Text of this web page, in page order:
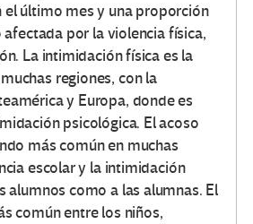
el último mes y una proporción
por la violencia física,
La intimidación física es la
regiones, con la
y Europa, donde es
psicológica. El acoso
más común en muchas
escolar y la intimidación
alumnos como a las alumnas. El
común entre los niños,